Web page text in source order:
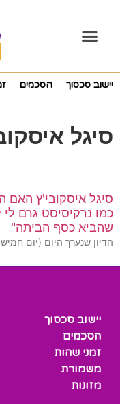
יישוב סכסוך הסכמים
סיגל
סיגל איסקובי'ץ
כמו נרקיסיסט גרם לי
שהביא כסף הביתה"
הדיון שנערך היום (יום
יישוב סכסוך
הסכמים
זמני שהות
משמורת
מזונות